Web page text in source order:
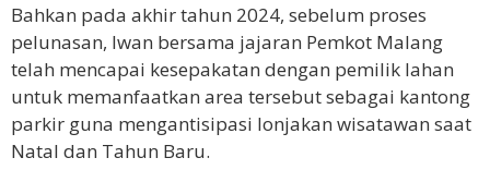
Bahkan pada akhir tahun 2024, sebelum proses
pelunasan, Iwan bersama jajaran Pemkot Malang
telah mencapai kesepakatan dengan pemilik lahan
untuk memanfaatkan area tersebut sebagai kantong
parkir guna mengantisipasi lonjakan wisatawan saat
Natal dan Tahun Baru.